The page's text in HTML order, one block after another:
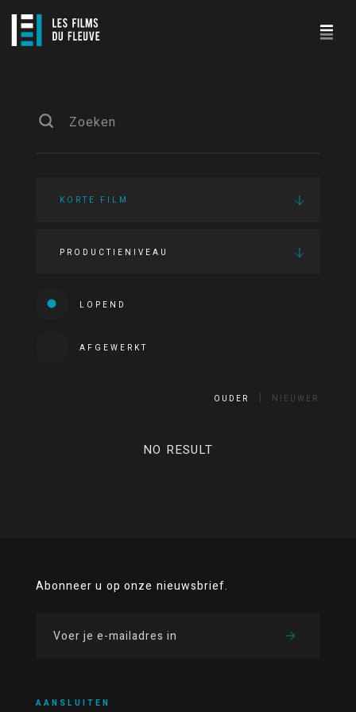
KORTE FILM
PRODUCTIENIVEAU
LOPEND
AFGEWERKT
OUDER NIEUWER
NO RESULT
Abonneer u op onze nieuwsbrief.
AANSLUITEN